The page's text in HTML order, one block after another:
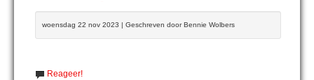
woensdag 22 nov 2023 | Geschreven door Bennie Wolbers
Reageer!